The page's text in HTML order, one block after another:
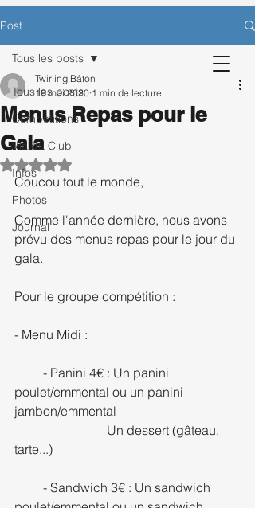
D’UNE SÉANCE D’ESSAI OFFERTE.
Inscription
Post
Tous les posts
Compétitions
Vie du Club
Infos
Photos
Journal
Tous les posts
Menus Repas pour le
Gala
Twirling Bâton
19 mai 2020 1 min de lecture
Noté NaN étoiles sur 5.
Coucou tout le monde,
Comme l'année dernière, nous avons
prévu des menus repas pour le jour du
gala.
Pour le groupe compétition :
- Menu Midi :
poulet/emmental ou un panini
jambon/emmental
tarte...)